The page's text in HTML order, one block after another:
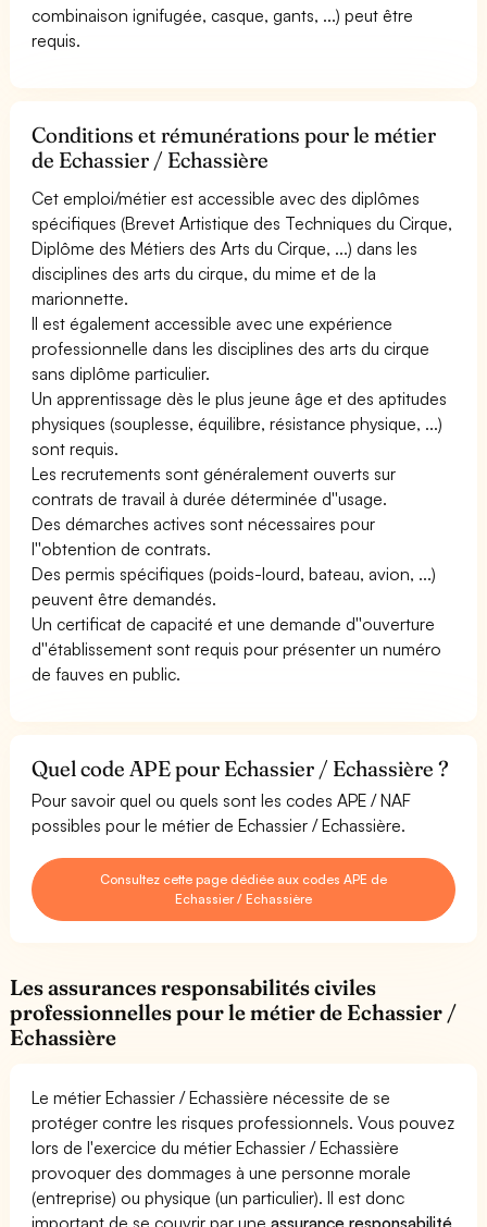
combinaison ignifugée, casque, gants, ...) peut être
requis.
Conditions et rémunérations pour le métier
de Echassier / Echassière
Cet emploi/métier est accessible avec des diplômes
spécifiques (Brevet Artistique des Techniques du Cirque,
Diplôme des Métiers des Arts du Cirque, ...) dans les
disciplines des arts du cirque, du mime et de la
marionnette.
Il est également accessible avec une expérience
professionnelle dans les disciplines des arts du cirque
sans diplôme particulier.
Un apprentissage dès le plus jeune âge et des aptitudes
physiques (souplesse, équilibre, résistance physique, ...)
sont requis.
Les recrutements sont généralement ouverts sur
contrats de travail à durée déterminée d''usage.
Des démarches actives sont nécessaires pour
l''obtention de contrats.
Des permis spécifiques (poids-lourd, bateau, avion, ...)
peuvent être demandés.
Un certificat de capacité et une demande d''ouverture
d''établissement sont requis pour présenter un numéro
de fauves en public.
Quel code APE pour Echassier / Echassière ?
Pour savoir quel ou quels sont les codes APE / NAF
possibles pour le métier de Echassier / Echassière.
Consultez cette page dédiée aux codes APE de
Echassier / Echassière
Les assurances responsabilités civiles
professionnelles pour le métier de Echassier /
Echassière
Le métier Echassier / Echassière nécessite de se
protéger contre les risques professionnels. Vous pouvez
lors de l'exercice du métier Echassier / Echassière
provoquer des dommages à une personne morale
(entreprise) ou physique (un particulier). Il est donc
important de se couvrir par uneassurance responsabilité